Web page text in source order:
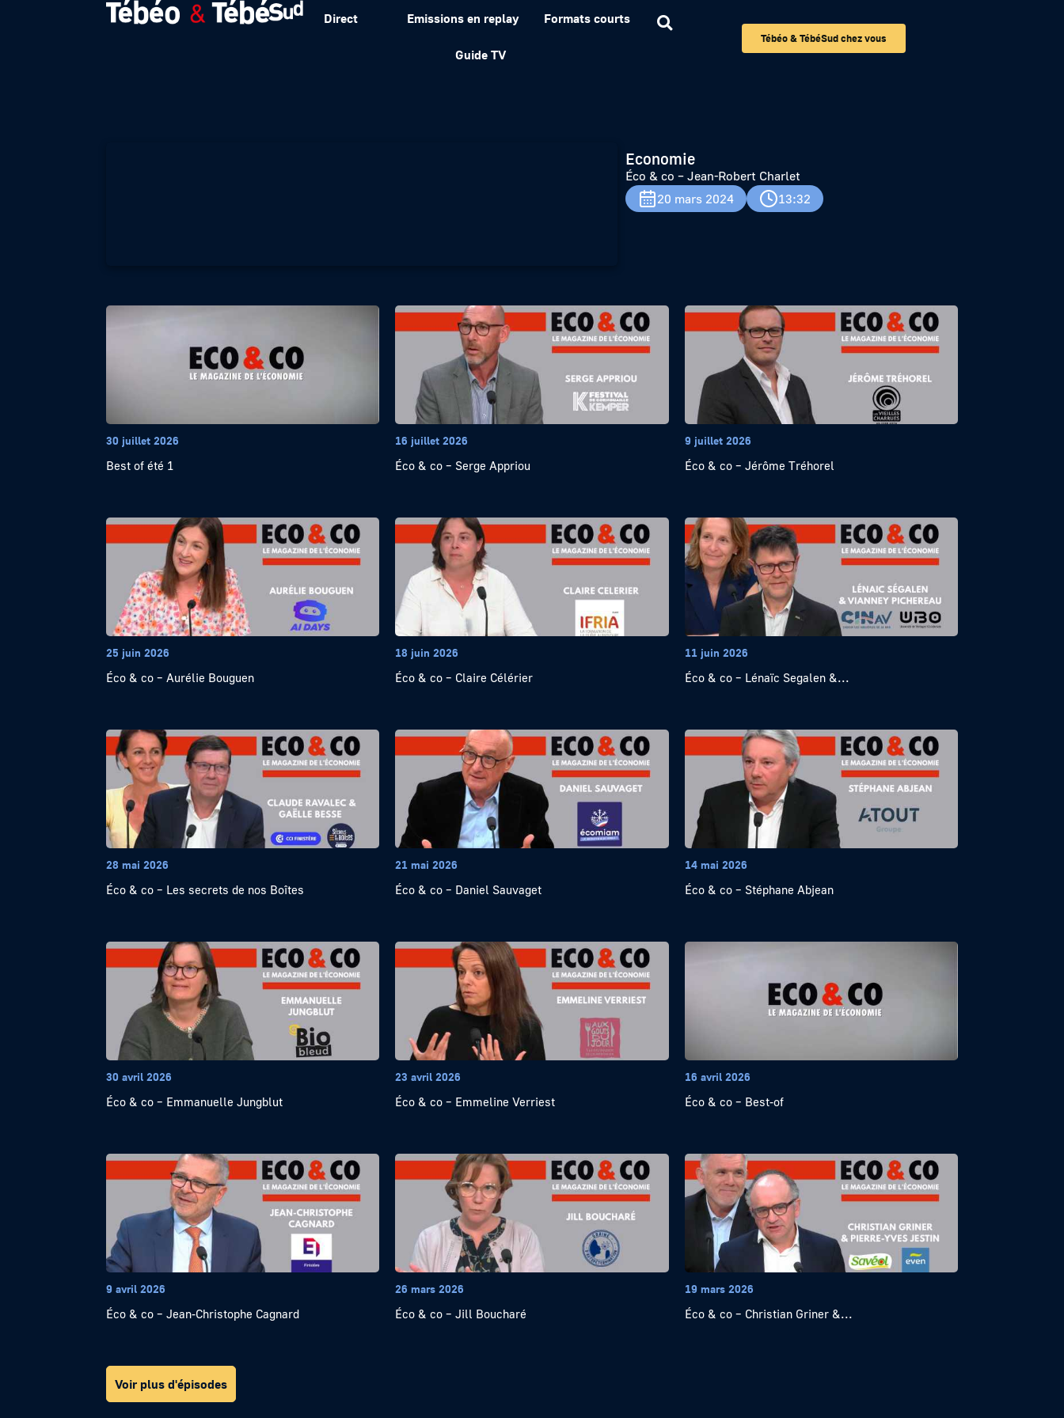
Direct Emissions en replay Formats courts
Guide TV
Tébéo & TébéSud chez vous
Éco & co – Jean-Robert Charlet
Economie
Éco & co – Jean-Robert Charlet
20 mars 2024
13:32
30 juillet 2026
Best of été 1
16 juillet 2026
Éco & co – Serge Appriou
9 juillet 2026
Éco & co – Jérôme Tréhorel
25 juin 2026
Éco & co – Aurélie Bouguen
18 juin 2026
Éco & co – Claire Célérier
11 juin 2026
Éco & co – Lénaïc Segalen &...
28 mai 2026
Éco & co – Les secrets de nos Boîtes
21 mai 2026
Éco & co – Daniel Sauvaget
14 mai 2026
Éco & co – Stéphane Abjean
30 avril 2026
Éco & co – Emmanuelle Jungblut
23 avril 2026
Éco & co – Emmeline Verriest
16 avril 2026
Éco & co – Best-of
9 avril 2026
Éco & co – Jean-Christophe Cagnard
26 mars 2026
Éco & co – Jill Boucharé
19 mars 2026
Éco & co – Christian Griner &...
Voir plus d'épisodes